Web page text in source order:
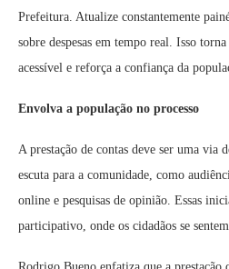
Prefeitura. Atualize constantemente
sobre despesas em tempo real. Isso
acessível e reforça a confiança da
Envolva a população no processo
A prestação de contas deve ser uma via
escuta para a comunidade, como
online e pesquisas de opinião. Essas
participativo, onde os cidadãos se